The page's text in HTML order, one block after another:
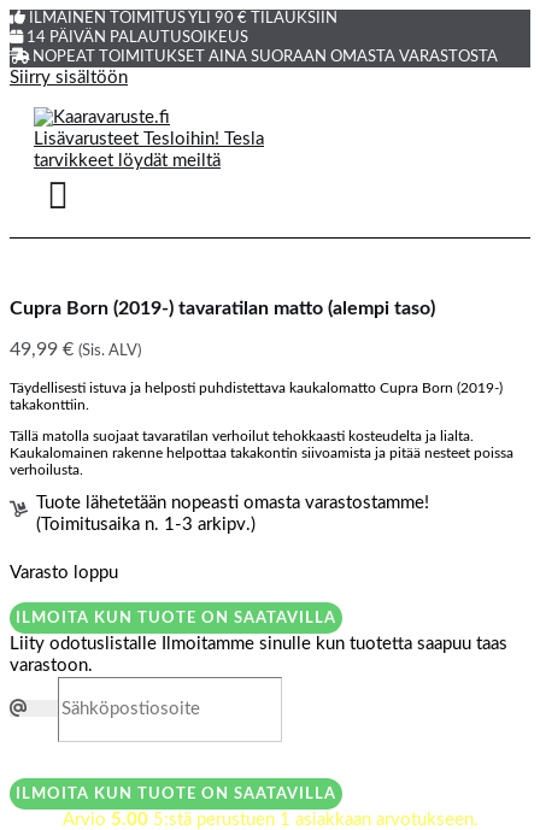
ILMAINEN TOIMITUS YLI 90 € TILAUKSIIN
14 PÄIVÄN PALAUTUSOIKEUS
NOPEAT TOIMITUKSET AINA SUORAAN OMASTA VARASTOSTA
Siirry sisältöön
Cupra Born (2019-) tavaratilan matto (alempi taso)
49,99 € (Sis. ALV)
Täydellisesti istuva ja helposti puhdistettava kaukalomatto Cupra Born (2019-)
takakonttiin.
Tällä matolla suojaat tavaratilan verhoilut tehokkaasti kosteudelta ja lialta.
Kaukalomainen rakenne helpottaa takakontin siivoamista ja pitää nesteet poissa
verhoilusta.
Tuote lähetetään nopeasti omasta varastostamme!
(Toimitusaika n. 1-3 arkipv.)
Varasto loppu
ILMOITA KUN TUOTE ON SAATAVILLA
Liity odotuslistalle
Ilmoitamme sinulle kun tuotetta saapuu taas
varastoon.
ILMOITA KUN TUOTE ON SAATAVILLA
Arvio 5.005:stä perustuen 1 asiakkaan arvotukseen.